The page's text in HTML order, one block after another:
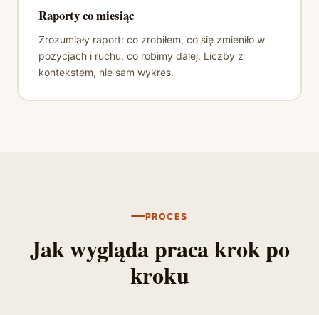
Raporty co miesiąc
Zrozumiały raport: co zrobiłem, co się zmieniło w
pozycjach i ruchu, co robimy dalej. Liczby z
kontekstem, nie sam wykres.
PROCES
Jak wygląda praca krok po
kroku